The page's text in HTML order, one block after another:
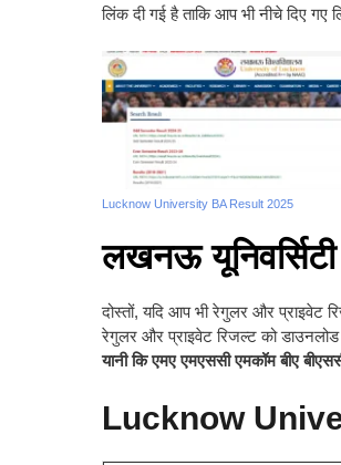
लिंक दी गई है ताकि आप भी नीचे दिए
Lucknow University BA Result 2025
लखनऊ
दोस्तों, यदि आप भी रेगुलर और प्राइवेट
रेगुलर और प्राइवेट रिजल्ट को
यानी कि एमए एमएससी एमकॉम बीए
Lucknow